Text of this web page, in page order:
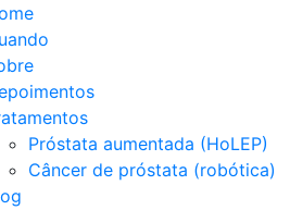
Próstata aumentada (HoLEP)
Câncer de próstata (robótica)